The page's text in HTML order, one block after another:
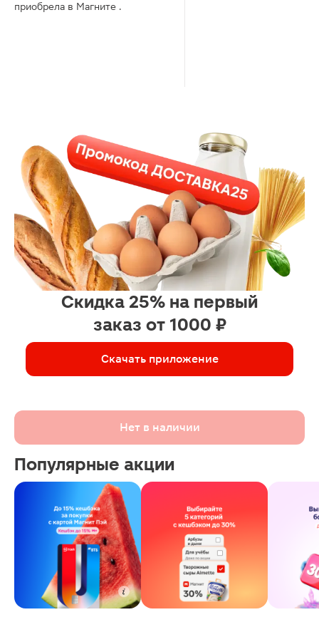
приобрела в Магните .
Скидка 25% на первый
заказ от 1000 ₽
Скачать приложение
Нет в наличии
Популярные акции